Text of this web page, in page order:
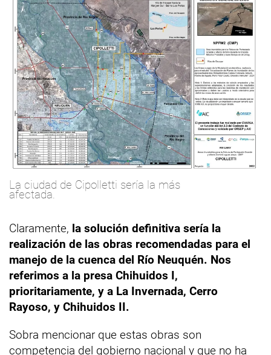
La ciudad de Cipolletti sería la más
afectada.
Claramente, la solución definitiva sería la
realización de las obras recomendadas para el
manejo de la cuenca del Río Neuquén. Nos
referimos a la presa Chihuidos I,
prioritariamente, y a La Invernada, Cerro
Rayoso, y Chihuidos II.
Sobra mencionar que estas obras son
competencia del gobierno nacional y que no ha